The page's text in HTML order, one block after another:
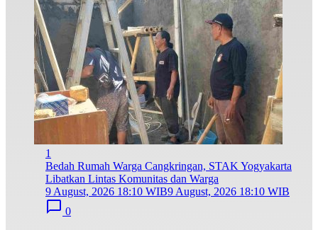
1
Bedah Rumah Warga Cangkringan, STAK Yogyakarta
Libatkan Lintas Komunitas dan Warga
9 August, 2026 18:10 WIB9 August, 2026 18:10 WIB
0